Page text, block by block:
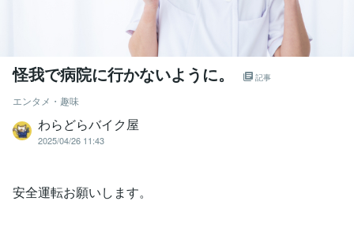
怪我で病院に行かないように。 記事
エンタメ・趣味
わらどらバイク屋
2025/04/26 11:43
安全運転お願いします。